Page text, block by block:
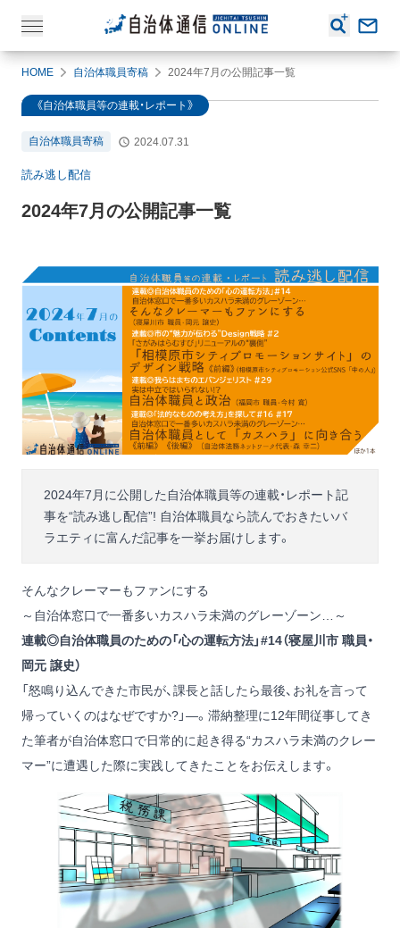
HOME 自治体職員寄稿 2024年7月の公開記事一覧
《自治体職員等の連載・レポート》
自治体職員寄稿 2024.07.31
読み逃し配信
2024年7月の公開記事一覧
2024年7月に公開した自治体職員等の連載・レポート記
事を“読み逃し配信”! 自治体職員なら読んでおきたいバ
ラエティに富んだ記事を一挙お届けします。
そんなクレーマーもファンにする
～自治体窓口で一番多いカスハラ未満のグレーゾーン…～
連載◎自治体職員のための「心の運転方法」#14（寝屋川市 職員・
岡元 譲史）
「怒鳴り込んできた市民が、課長と話したら最後、お礼を言って
帰っていくのはなぜですか?」―。滞納整理に12年間従事してき
た筆者が自治体窓口で日常的に起き得る“カスハラ未満のクレー
マー”に遭遇した際に実践してきたことをお伝えします。